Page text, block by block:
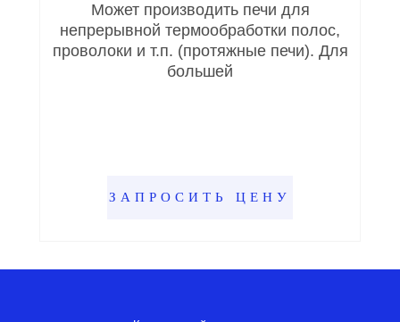
Может производить печи для
непрерывной термообработки полос,
проволоки и т.п. (протяжные печи). Для
большей
ЗАПРОСИТЬ ЦЕНУ